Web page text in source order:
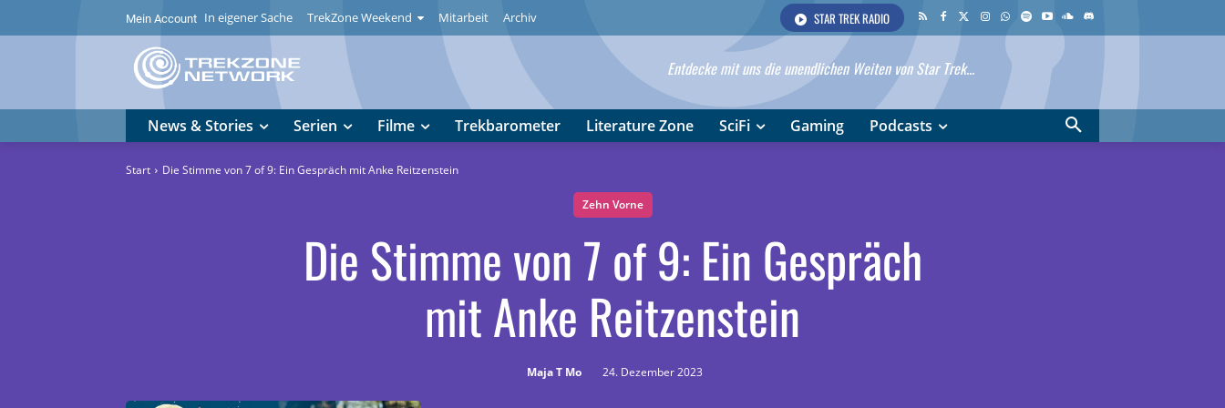
Mein Account In eigener Sache TrekZone Weekend Mitarbeit Archiv STAR TREK RADIO
Entdecke mit uns die unendlichen Weiten von Star Trek...
News & Stories Serien Filme Trekbarometer Literature Zone SciFi Gaming Podcasts
Start Die Stimme von 7 of 9: Ein Gespräch mit Anke Reitzenstein
Zehn Vorne
Die Stimme von 7 of 9: Ein Gespräch
mit Anke Reitzenstein
Maja T Mo 24. Dezember 2023